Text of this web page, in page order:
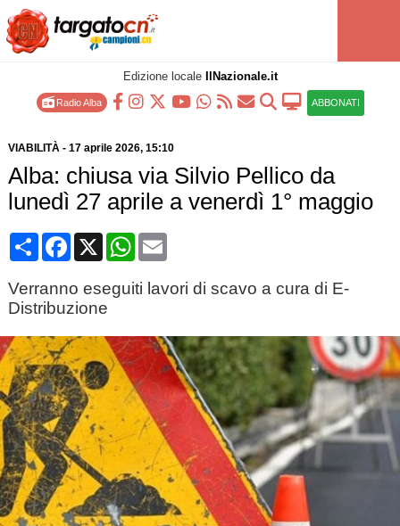
Edizione locale IlNazionale.it
Radio Alba ABBONATI
VIABILITÀ- 17 aprile 2026, 15:10
Alba: chiusa via Silvio Pellico da
lunedì 27 aprile a venerdì 1° maggio
CondividiFacebook
X WhatsApp
Email
Verranno eseguiti lavori di scavo a cura di E-
Distribuzione